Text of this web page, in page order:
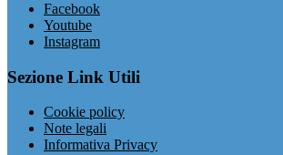
Facebook
Youtube
Instagram
Sezione Link Utili
Cookie policy
Note legali
Informativa Privacy